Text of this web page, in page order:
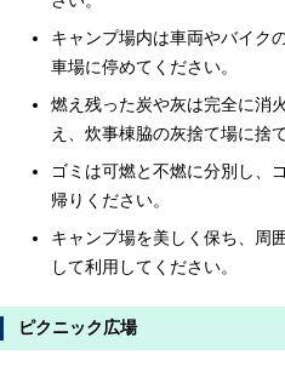
キャンプ場内は車両やバイク
車場に停めてください。
燃え残った炭や灰は完全に消
え、炊事棟脇の灰捨て場に捨
ゴミは可燃と不燃に分別し、
帰りください。
キャンプ場を美しく保ち、周
して利用してください。
ピクニック広場